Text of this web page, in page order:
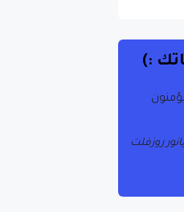
:)
روزفلت